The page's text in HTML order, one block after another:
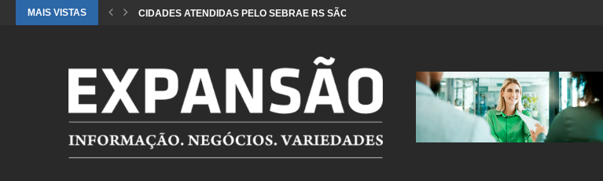
MAIS VISTAS CIDADES ATENDIDAS PELO SEBRAE RS SÃO DESTAQUE EM RANKING NACIONAL...